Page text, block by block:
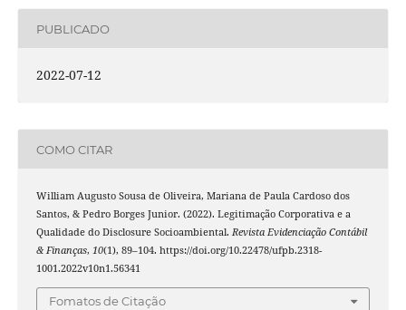
PUBLICADO
2022-07-12
COMO CITAR
William Augusto Sousa de Oliveira, Mariana de Paula Cardoso dos
Santos, & Pedro Borges Junior. (2022). Legitimação Corporativa e a
Qualidade do Disclosure Socioambiental. Revista Evidenciação Contábil
& Finanças, 10(1), 89–104. https://doi.org/10.22478/ufpb.2318-
1001.2022v10n1.56341
Fomatos de Citação